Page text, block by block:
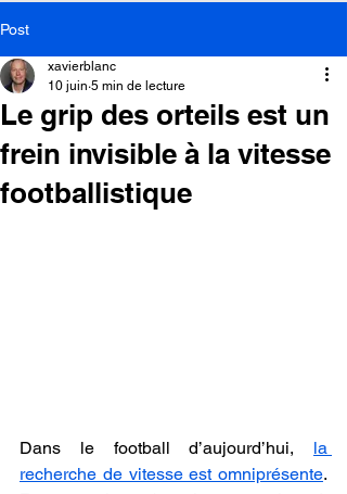
Post
Le grip des orteils est un
frein invisible à la vitesse
footballistique
xavierblanc
10 juin 5 min de lecture
Dans le football d’aujourd’hui, la
recherche de vitesse est omniprésente.